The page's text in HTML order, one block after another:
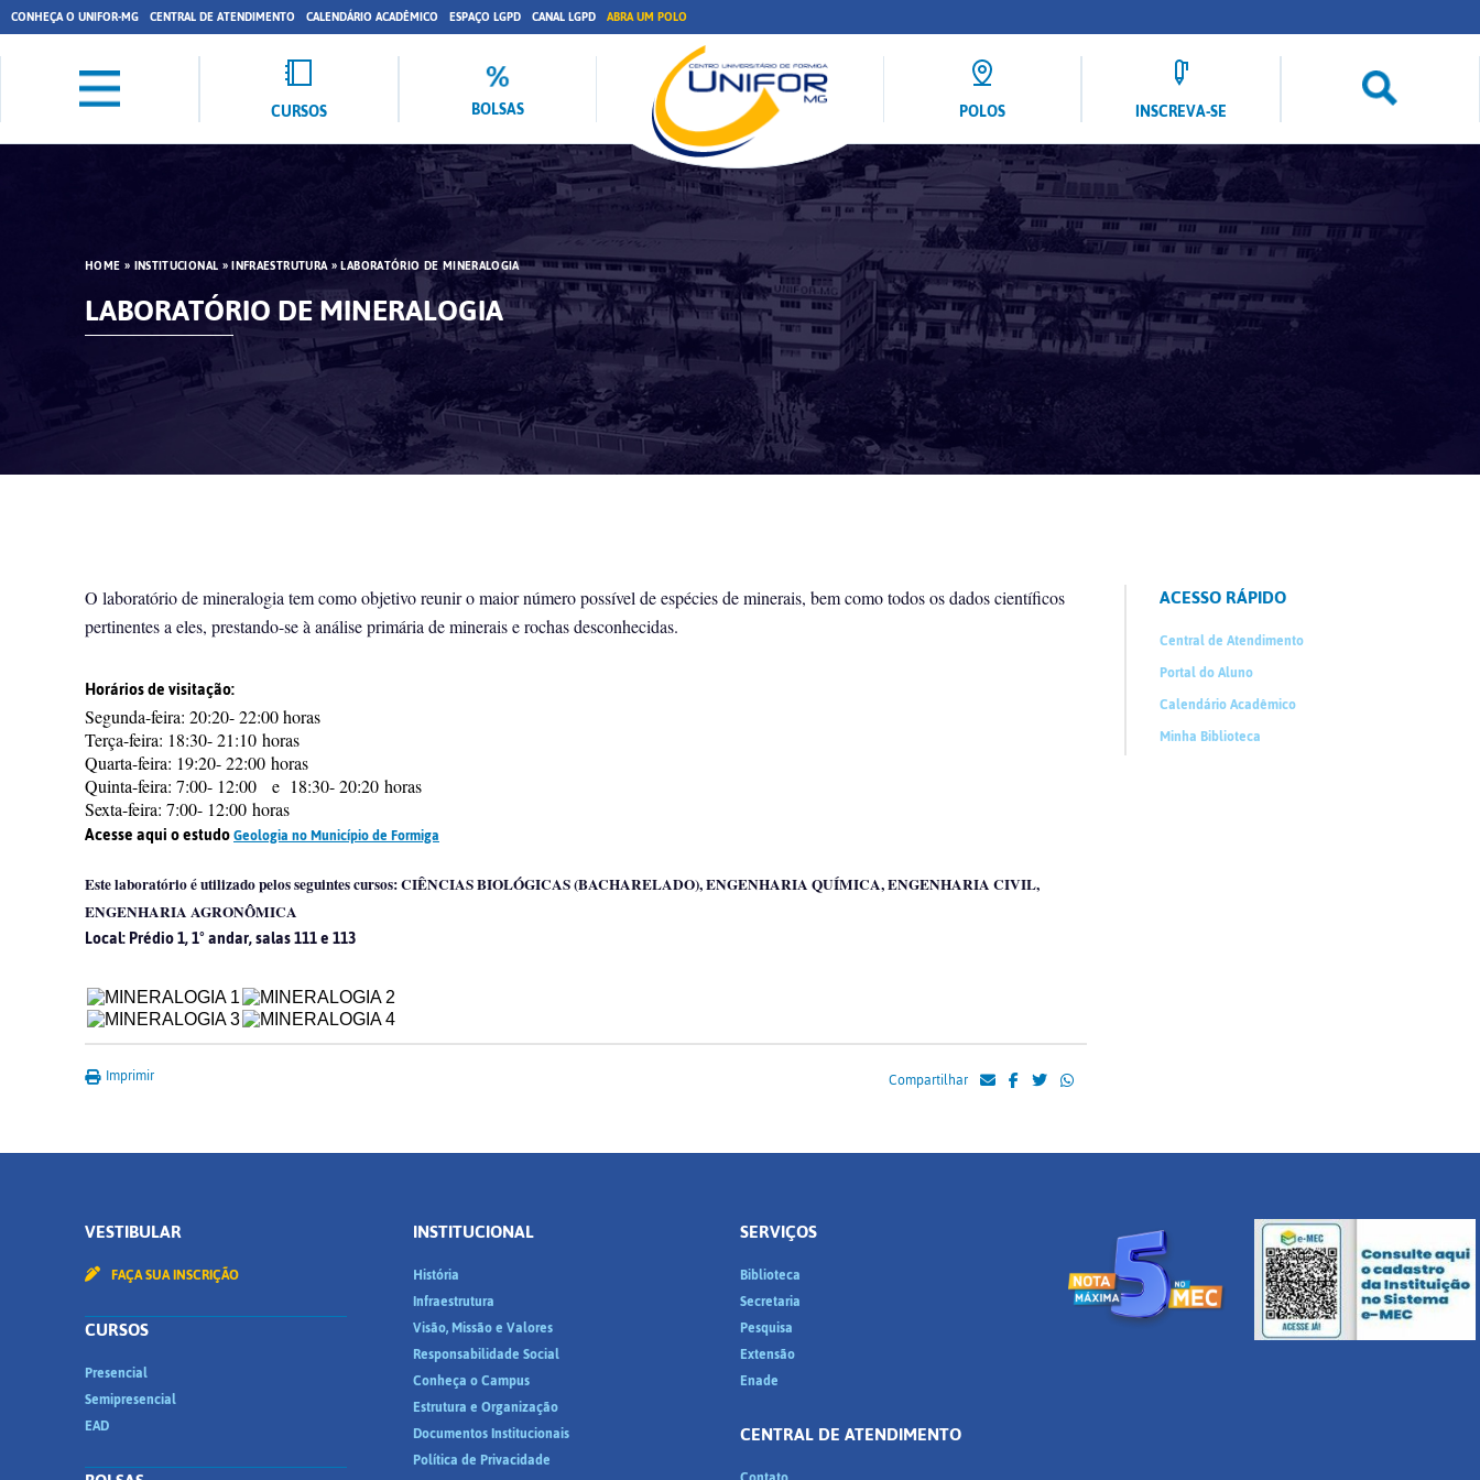
CONHEÇA O UNIFOR-MG CENTRAL DE ATENDIMENTO CALENDÁRIO ACADÊMICO ESPAÇO LGPD CANAL LGPD ABRA UM POLO
CURSOS BOLSAS POLOS INSCREVA-SE
HOME»INSTITUCIONAL»INFRAESTRUTURA»LABORATÓRIO DE MINERALOGIA
LABORATÓRIO DE MINERALOGIA
O laboratório de mineralogia tem como objetivo reunir o maior número possível de espécies de minerais, bem como todos os dados científicos
pertinentes a eles, prestando-se à análise primária de minerais e rochas desconhecidas.
Horários de visitação:
Segunda-feira: 20:20- 22:00 horas
Terça-feira: 18:30- 21:10 horas
Quarta-feira: 19:20- 22:00 horas
Quinta-feira: 7:00- 12:00 e 18:30- 20:20 horas
Sexta-feira: 7:00- 12:00 horas
Acesse aqui o estudoGeologia no Município de Formiga
Este laboratório é utilizado pelos seguintes cursos: CIÊNCIAS BIOLÓGICAS (BACHARELADO), ENGENHARIA QUÍMICA, ENGENHARIA CIVIL,
ENGENHARIA AGRONÔMICA
Local: Prédio 1, 1° andar, salas 111 e 113
Imprimir Compartilhar
ACESSO RÁPIDO
Central de Atendimento
Portal do Aluno
Calendário Acadêmico
Minha Biblioteca
VESTIBULAR
FAÇA SUA INSCRIÇÃO
CURSOS
Presencial
Semipresencial
EAD
INSTITUCIONAL
História
Infraestrutura
Visão, Missão e Valores
Responsabilidade Social
Conheça o Campus
Estrutura e Organização
Documentos Institucionais
Política de Privacidade
SERVIÇOS
Biblioteca
Secretaria
Pesquisa
Extensão
Enade
CENTRAL DE ATENDIMENTO